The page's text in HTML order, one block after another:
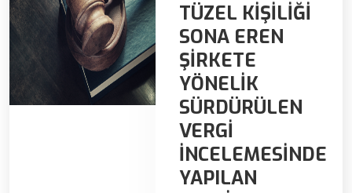
TÜZEL KİŞİLİĞİ
SONA EREN
ŞİRKETE
YÖNELİK
SÜRDÜRÜLEN
VERGİ
İNCELEMESİNDE
YAPILAN